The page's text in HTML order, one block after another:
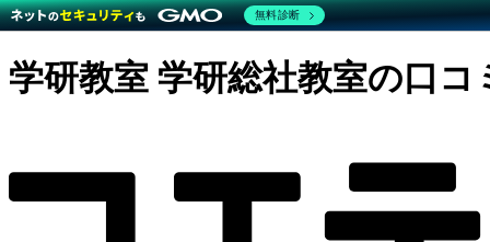
学研教室 学研総社教室の口
無料診断